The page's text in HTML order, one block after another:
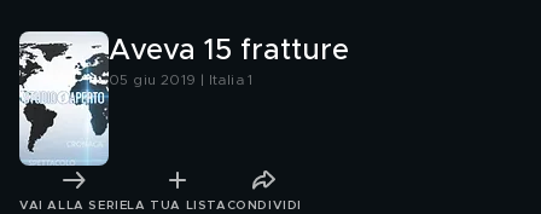
Aveva 15 fratture
05 giu 2019 | Italia 1
VAI ALLA SERIE LA TUA LISTA CONDIVIDI